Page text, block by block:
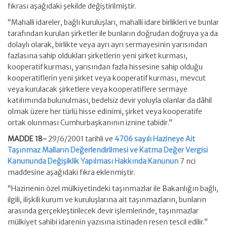
fıkrası aşağıdaki şekilde değiştirilmiştir.
“Mahalli idareler, bağlı kuruluşları, mahalli idare birlikleri ve bunlar
tarafından kurulan şirketler ile bunların doğrudan doğruya ya da
dolaylı olarak, birlikte veya ayrı ayrı sermayesinin yarısından
fazlasına sahip oldukları şirketlerin yeni şirket kurması,
kooperatif kurması, yarısından fazla hissesine sahip olduğu
kooperatiflerin yeni şirket veya kooperatif kurması, mevcut
veya kurulacak şirketlere veya kooperatiflere sermaye
katılımında bulunulması, bedelsiz devir yoluyla olanlar da dâhil
olmak üzere her türlü hisse edinimi, şirket veya kooperatife
ortak olunması Cumhurbaşkanının iznine tabidir.”
MADDE 18-29/6/2001 tarihli ve 4706 sayılı Hazineye Ait
Taşınmaz Malların Değerlendirilmesi ve Katma Değer Vergisi
Kanununda Değişiklik Yapılması Hakkında Kanunun 7 nci
maddesine aşağıdaki fıkra eklenmiştir.
“Hazinenin özel mülkiyetindeki taşınmazlar ile Bakanlığın bağlı,
ilgili, ilişkili kurum ve kuruluşlarına ait taşınmazların, bunların
arasında gerçekleştirilecek devir işlemlerinde, taşınmazlar
mülkiyet sahibi idarenin yazısına istinaden resen tescil edilir.”